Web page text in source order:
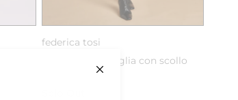
federica tosi
miniabito in maglia con scollo